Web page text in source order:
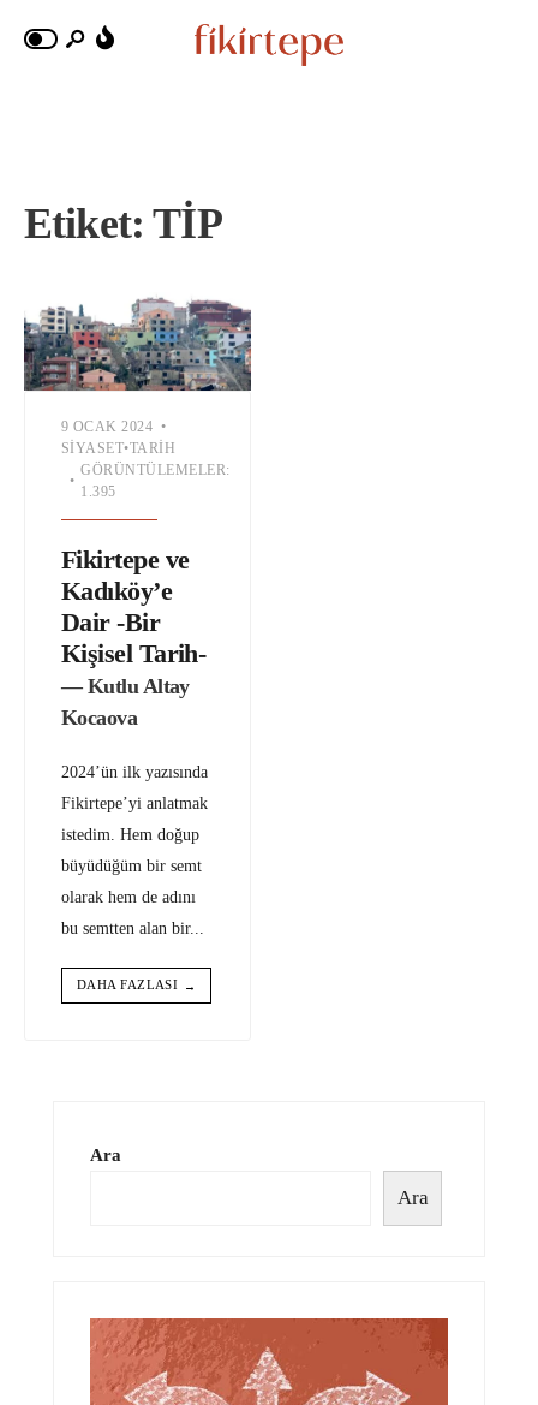
Etiket:TİP
9 OCAK 2024 •
SIYASET•TARIH
•
GÖRÜNTÜLEMELER:
1.395
Fikirtepe ve
Kadıköy’e
Dair -Bir
Kişisel Tarih-
— Kutlu Altay
Kocaova
2024’ün ilk yazısında
Fikirtepe’yi anlatmak
istedim. Hem doğup
büyüdüğüm bir semt
olarak hem de adını
bu semtten alan bir...
DAHA FAZLASI →
Ara
Ara